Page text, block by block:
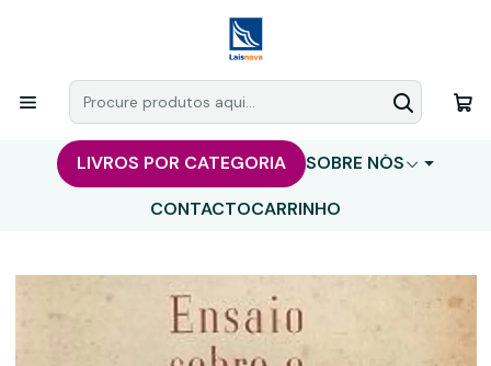
LIVROS POR CATEGORIA
SOBRE NÓS
CONTACTOCARRINHO